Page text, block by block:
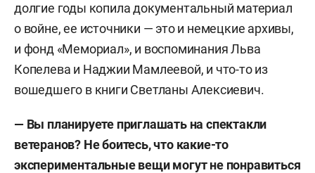
долгие годы копила документальный материал
о войне, ее источники — это и немецкие архивы,
и фонд «Мемориал», и воспоминания Льва
Копелева и Наджии Мамлеевой, и что-то из
вошедшего в книги Светланы Алексиевич.
— Вы планируете приглашать на спектакли
ветеранов? Не боитесь, что какие-то
экспериментальные вещи могут не понравиться